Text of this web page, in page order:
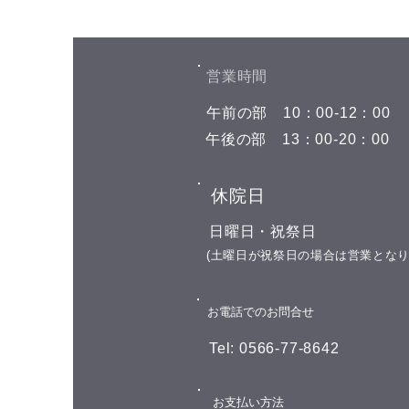
況をお知らせします 午前の部
GOODLUCKでは、LINE公式アカ
ウントでお友達を募集しておりま
トフォンで管理できるポイントカ
ード、現在はお誕生日特典のクー
ポンなどを発行していますよ♪ 良
かったら、GOODLUCKとお友達
​営業時間
​午前の部 ​10：00-12：00
​午後の部 ​13：00-20：00
​休院日
​日曜日・祝祭日
​(土曜日が祝祭日の場合は営業とな
​お電話でのお問合せ
Tel: 0566-77-8642
​お支払い方法